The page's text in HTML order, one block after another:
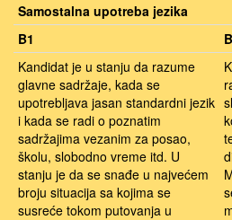
Samostalna upotreba jezika
B1
Kandidat je u stanju da razume
glavne sadržaje, kada se
upotrebljava jasan standardni jezik
i kada se radi o poznatim
sadržajima vezanim za posao,
školu, slobodno vreme itd. U
stanju je da se snađe u najvećem
broju situacija sa kojima se
susreće tokom putovanja u